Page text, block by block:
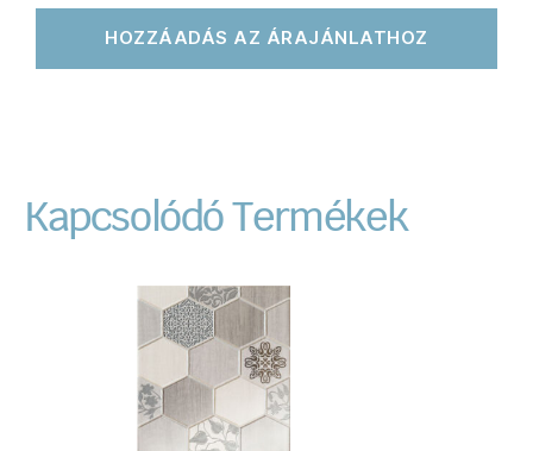
HOZZÁADÁS AZ ÁRAJÁNLATHOZ
Kapcsolódó Termékek